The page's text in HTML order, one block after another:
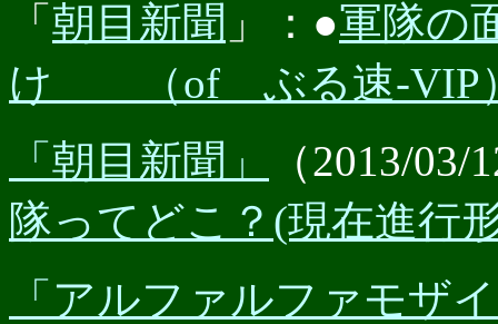
「 朝目新聞 」：●軍隊の
け （of ぶる速-VIP
「朝目新聞」
（2013/03/
隊ってどこ？(現在進行
「アルファルファモザ